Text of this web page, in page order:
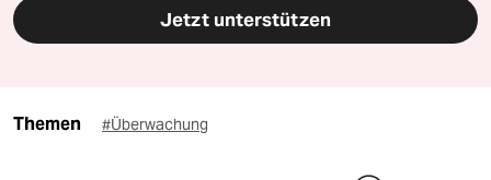
Jetzt unterstützen
Themen #Überwachung